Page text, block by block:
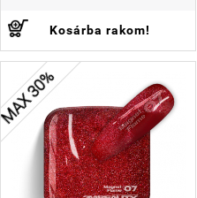
Kosárba rakom!
MAX 30%